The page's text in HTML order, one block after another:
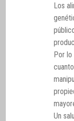
Los
Por lo
Un